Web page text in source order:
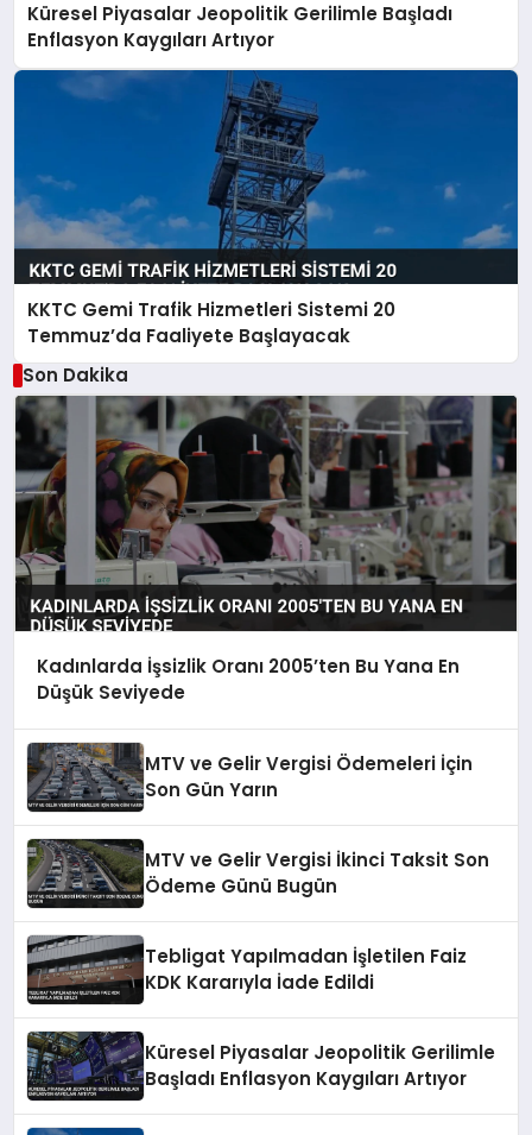
Küresel Piyasalar Jeopolitik Gerilimle Başladı
Enflasyon Kaygıları Artıyor
KKTC Gemi Trafik Hizmetleri Sistemi 20
Temmuz’da Faaliyete Başlayacak
Son Dakika
Kadınlarda İşsizlik Oranı 2005’ten Bu Yana En
Düşük Seviyede
MTV ve Gelir Vergisi Ödemeleri İçin
Son Gün Yarın
MTV ve Gelir Vergisi İkinci Taksit Son
Ödeme Günü Bugün
Tebligat Yapılmadan İşletilen Faiz
KDK Kararıyla İade Edildi
Küresel Piyasalar Jeopolitik Gerilimle
Başladı Enflasyon Kaygıları Artıyor